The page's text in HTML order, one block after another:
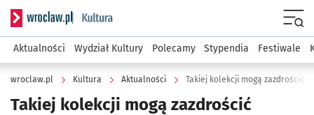
Serwis informacyjny wroclaw.pl podserwis: Kultura
Aktualności Wydział Kultury Polecamy Stypendia Festiwale
wroclaw.pl Kultura Aktualności
Takiej kolekcji mogą zazdrościć